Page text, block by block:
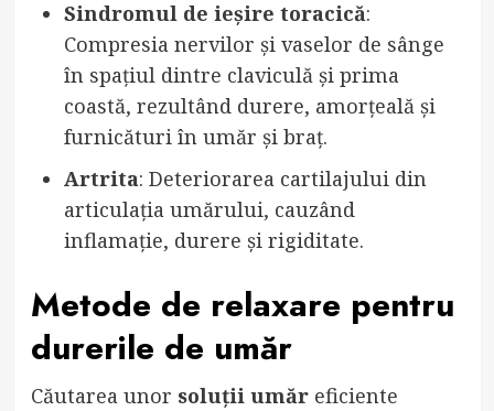
Sindromul de ieșire toracică:
Compresia nervilor și vaselor de sânge
în spațiul dintre claviculă și prima
coastă, rezultând durere, amorțeală și
furnicături în umăr și braț.
Artrita: Deteriorarea cartilajului din
articulația umărului, cauzând
inflamație, durere și rigiditate.
Metode de relaxare pentru
durerile de umăr
Căutarea unor soluții umăreficiente